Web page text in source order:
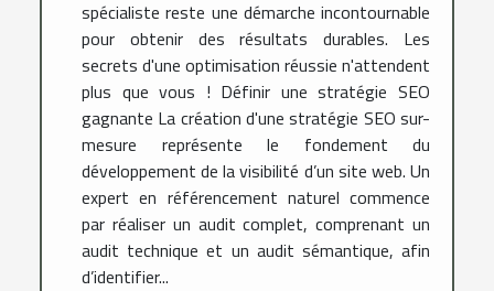
spécialiste reste une démarche incontournable
pour obtenir des résultats durables. Les
secrets d'une optimisation réussie n'attendent
plus que vous ! Définir une stratégie SEO
gagnante La création d'une stratégie SEO sur-
mesure représente le fondement du
développement de la visibilité d’un site web. Un
expert en référencement naturel commence
par réaliser un audit complet, comprenant un
audit technique et un audit sémantique, afin
d’identifier...